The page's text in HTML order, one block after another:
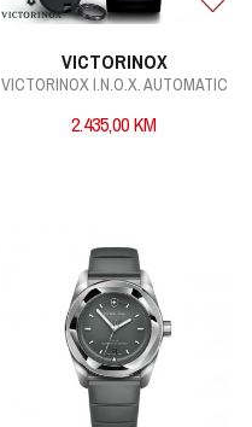
VICTORINOX
VICTORINOX I.N.O.X. AUTOMATIC
2.435,00KM